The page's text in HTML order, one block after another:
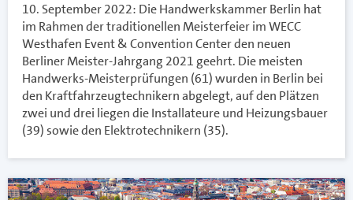
10. September 2022: Die Handwerkskammer Berlin hat
im Rahmen der traditionellen Meisterfeier im WECC
Westhafen Event & Convention Center den neuen
Berliner Meister-Jahrgang 2021 geehrt. Die meisten
Handwerks-Meisterprüfungen (61) wurden in Berlin bei
den Kraftfahrzeugtechnikern abgelegt, auf den Plätzen
zwei und drei liegen die Installateure und Heizungsbauer
(39) sowie den Elektrotechnikern (35).